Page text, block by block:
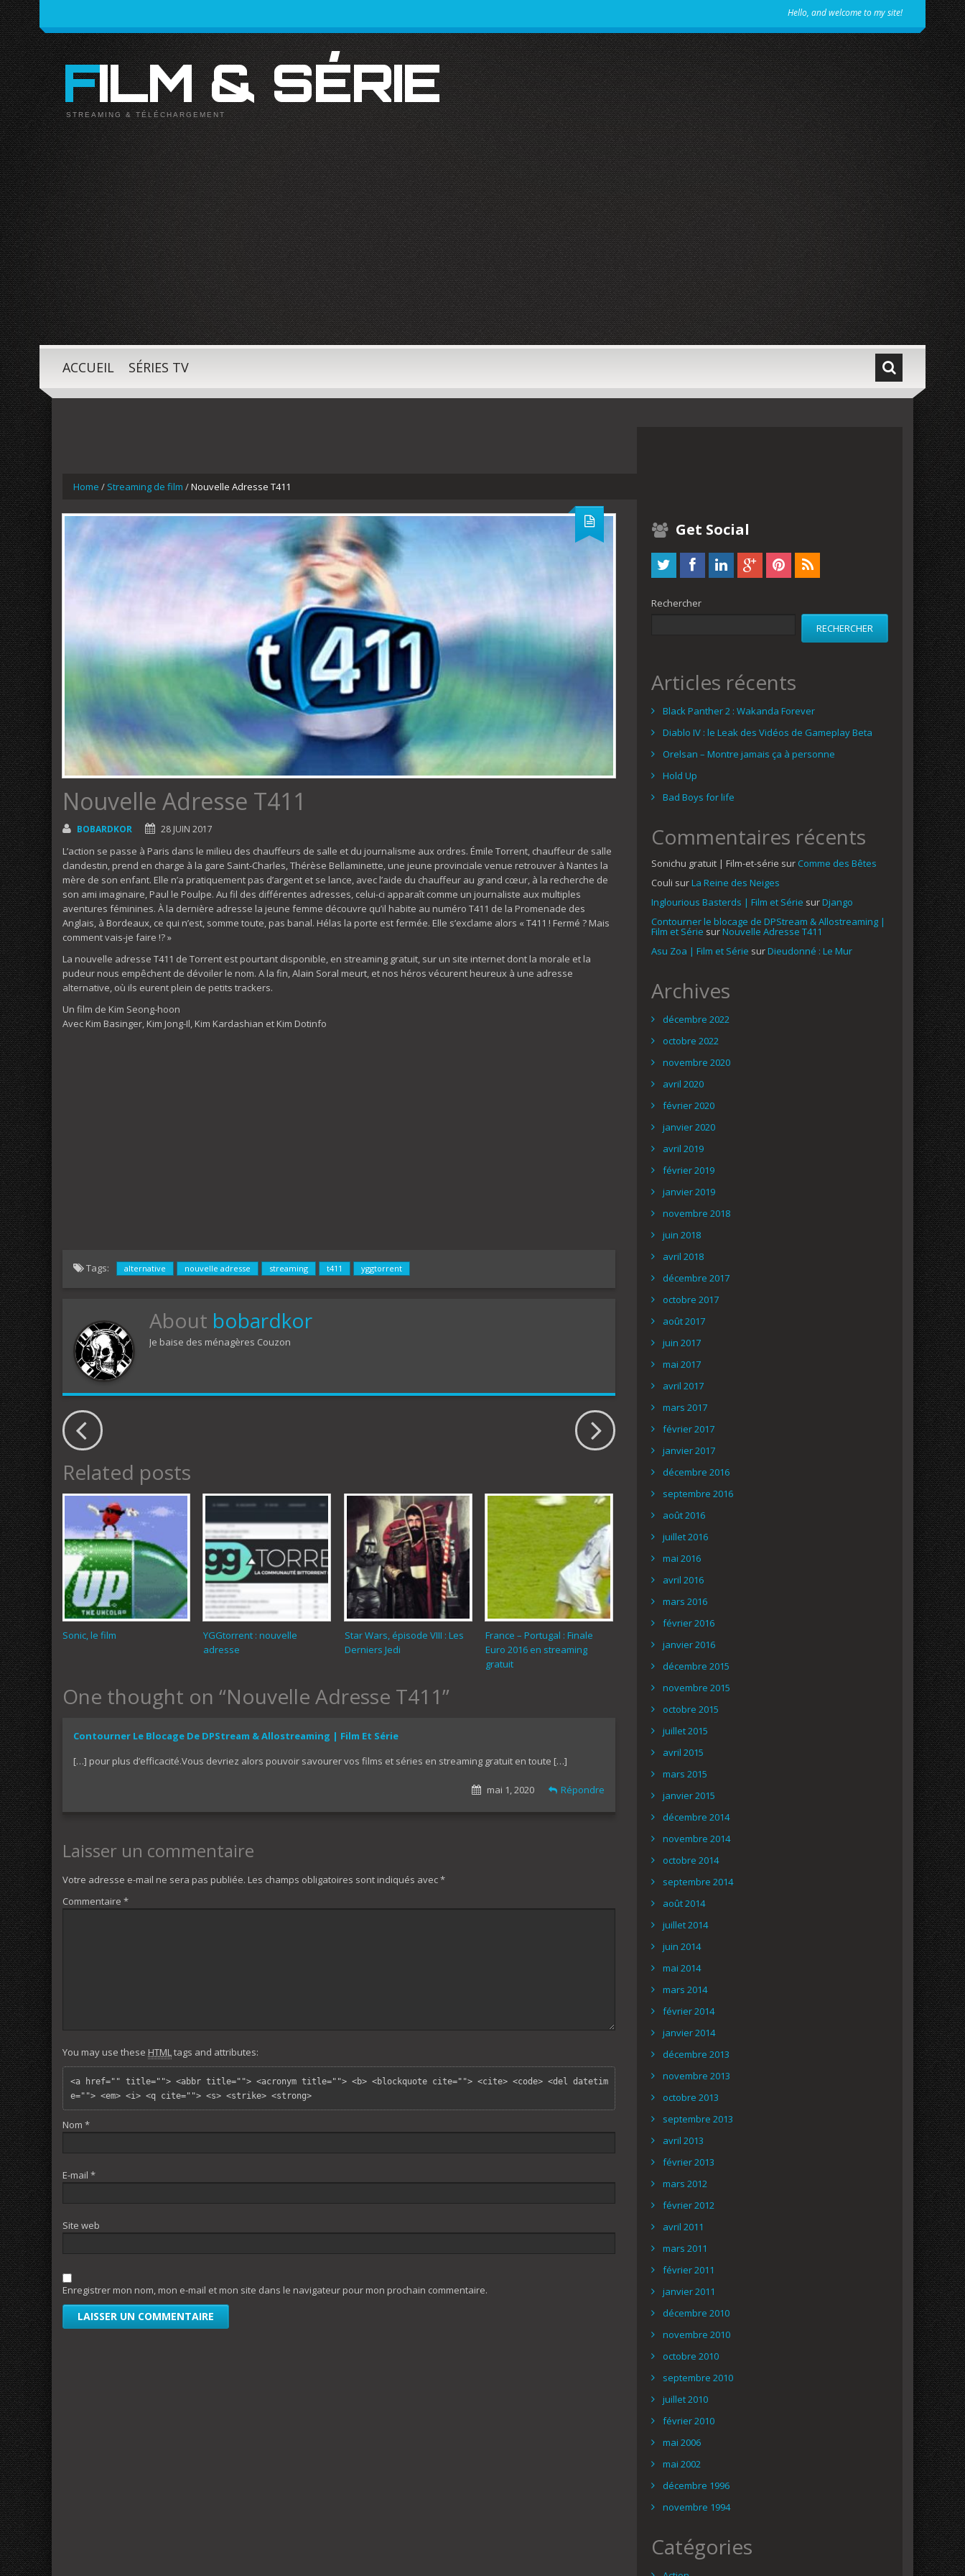
Hello, and welcome to my site!
FILM & SÉRIE
STREAMING & TÉLÉCHARGEMENT
ACCUEIL SÉRIES TV
Home / Streaming de film /Nouvelle Adresse T411
Nouvelle Adresse T411
BOBARDKOR 28 JUIN 2017
L’action se passe à Paris dans le milieu des chauffeurs de salle et du journalisme aux ordres. Émile Torrent, chauffeur de salle
clandestin, prend en charge à la gare Saint-Charles, Thérèse Bellaminette, une jeune provinciale venue retrouver à Nantes la
mère de son enfant. Elle n’a pratiquement pas d’argent et se lance, avec l’aide du chauffeur au grand cœur, à la recherche de
son ami imaginaire, Paul le Poulpe. Au fil des différentes adresses, celui-ci apparaît comme un journaliste aux multiples
aventures féminines. À la dernière adresse la jeune femme découvre qu’il habite au numéro T411 de la Promenade des
Anglais, à Bordeaux, ce qui n’est, somme toute, pas banal. Hélas la porte est fermée. Elle s’exclame alors « T411 ! Fermé ? Mais
comment vais-je faire !? »
La nouvelle adresse T411 de Torrent est pourtant disponible, en streaming gratuit, sur un site internet dont la morale et la
pudeur nous empêchent de dévoiler le nom. A la fin, Alain Soral meurt, et nos héros vécurent heureux à une adresse
alternative, où ils eurent plein de petits trackers.
Un film de Kim Seong-hoon
Avec Kim Basinger, Kim Jong-Il, Kim Kardashian et Kim Dotinfo
Tags: alternative nouvelle adresse streaming t411 yggtorrent
About bobardkor
Je baise des ménagères Couzon
Related posts
Sonic, le film
YGGtorrent : nouvelle
adresse
Star Wars, épisode VIII : Les
Derniers Jedi
France – Portugal : Finale
Euro 2016 en streaming
gratuit
One thought on “Nouvelle Adresse T411”
Contourner Le Blocage De DPStream & Allostreaming | Film Et Série
[…] pour plus d’efficacité.Vous devriez alors pouvoir savourer vos films et séries en streaming gratuit en toute […]
Répondre
mai 1, 2020
Laisser un commentaire
Votre adresse e-mail ne sera pas publiée. Les champs obligatoires sont indiqués avec*
Commentaire *
You may use these HTMLtags and attributes:
<a href="" title=""> <abbr title=""> <acronym title=""> <b> <blockquote cite=""> <cite> <code> <del datetim
e=""> <em> <i> <q cite=""> <s> <strike> <strong>
Nom *
E-mail *
Site web
Enregistrer mon nom, mon e-mail et mon site dans le navigateur pour mon prochain commentaire.
Get Social
Rechercher
RECHERCHER
Articles récents
Black Panther 2 : Wakanda Forever
Diablo IV : le Leak des Vidéos de Gameplay Beta
Orelsan – Montre jamais ça à personne
Hold Up
Bad Boys for life
Commentaires récents
Sonichu gratuit | Film-et-série sur Comme des Bêtes
Couli surLa Reine des Neiges
Inglourious Basterds | Film et Série surDjango
Contourner le blocage de DPStream & Allostreaming |
Film et Série surNouvelle Adresse T411
Asu Zoa | Film et Série surDieudonné : Le Mur
Archives
décembre 2022
octobre 2022
novembre 2020
avril 2020
février 2020
janvier 2020
avril 2019
février 2019
janvier 2019
novembre 2018
juin 2018
avril 2018
décembre 2017
octobre 2017
août 2017
juin 2017
mai 2017
avril 2017
mars 2017
février 2017
janvier 2017
décembre 2016
septembre 2016
août 2016
juillet 2016
mai 2016
avril 2016
mars 2016
février 2016
janvier 2016
décembre 2015
novembre 2015
octobre 2015
juillet 2015
avril 2015
mars 2015
janvier 2015
décembre 2014
novembre 2014
octobre 2014
septembre 2014
août 2014
juillet 2014
juin 2014
mai 2014
mars 2014
février 2014
janvier 2014
décembre 2013
novembre 2013
octobre 2013
septembre 2013
avril 2013
février 2013
mars 2012
février 2012
avril 2011
mars 2011
février 2011
janvier 2011
décembre 2010
novembre 2010
octobre 2010
septembre 2010
juillet 2010
février 2010
mai 2006
mai 2002
décembre 1996
novembre 1994
Catégories